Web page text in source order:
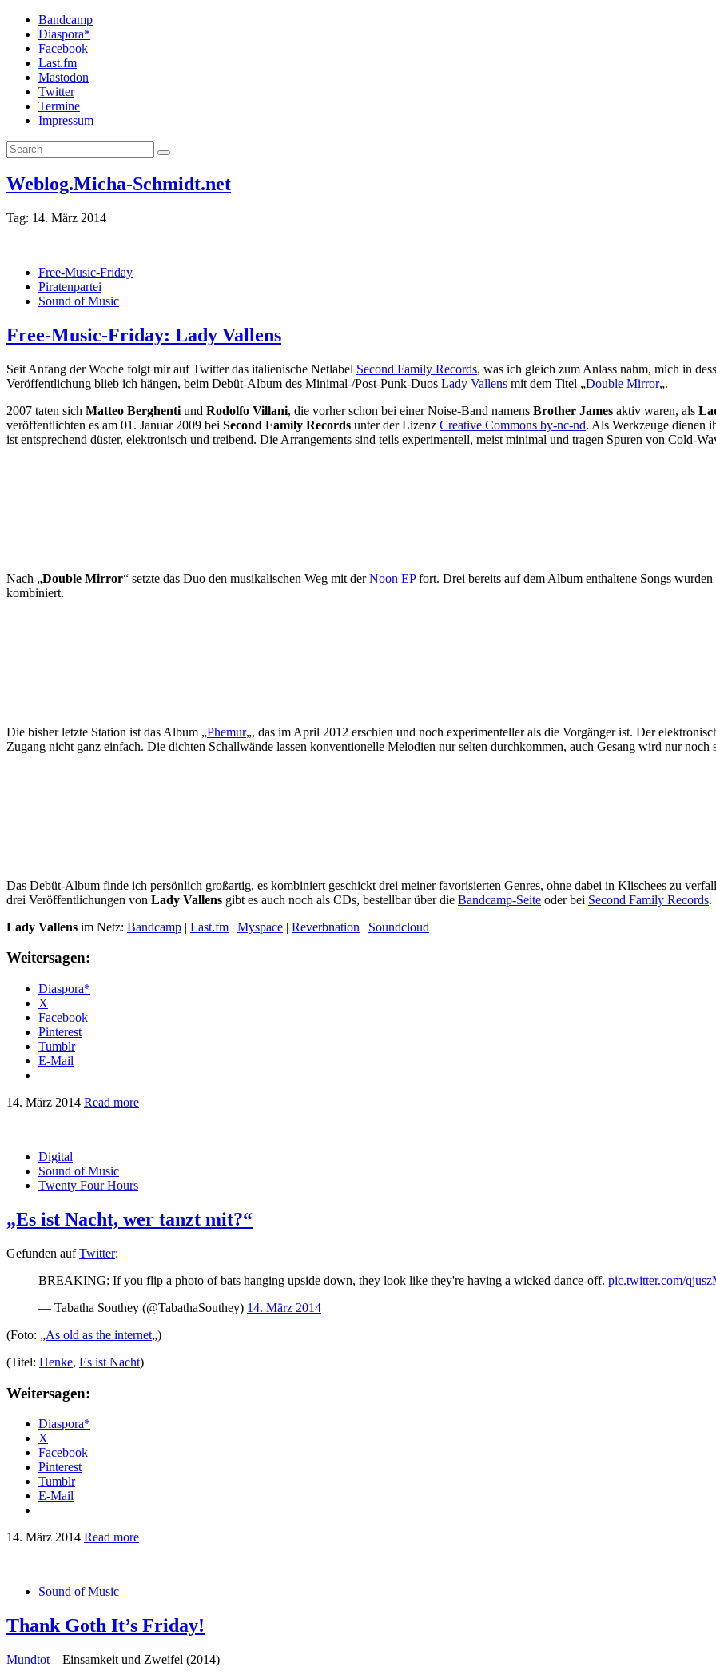
Bandcamp
Diaspora*
Facebook
Last.fm
Mastodon
Twitter
Termine
Impressum
Weblog.Micha-Schmidt.net
Tag: 14. März 2014
Free-Music-Friday
Piratenpartei
Sound of Music
Free-Music-Friday: Lady Vallens
Seit Anfang der Woche folgt mir auf Twitter das italienische Netlabel Second Family Records, was ich gleich zum Anlass nahm, mich in
Veröffentlichung blieb ich hängen, beim Debüt-Album des Minimal-/Post-Punk-Duos Lady Vallens mit dem Titel „Double Mirror„.
2007 taten sich Matteo Berghenti und Rodolfo Villani, die vorher schon bei einer Noise-Band namens Brother James aktiv waren, als
veröffentlichten es am 01. Januar 2009 bei Second Family Records unter der Lizenz Creative Commons by-nc-nd. Als Werkzeuge dienen
ist entsprechend düster, elektronisch und treibend. Die Arrangements sind teils experimentell, meist minimal und tragen Spuren von Cold-
Nach „Double Mirror“ setzte das Duo den musikalischen Weg mit derNoon EPfort. Drei bereits auf dem Album enthaltene Songs
kombiniert.
Die bisher letzte Station ist das Album „Phemur„, das im April 2012 erschien und noch experimenteller als die Vorgänger ist. Der
Zugang nicht ganz einfach. Die dichten Schallwände lassen konventionelle Melodien nur selten durchkommen, auch Gesang wird nur noch
Das Debüt-Album finde ich persönlich großartig, es kombiniert geschickt drei meiner favorisierten Genres, ohne dabei in Klischees zu
drei Veröffentlichungen von Lady Vallens gibt es auch noch als CDs, bestellbar über die Bandcamp-Seite oder bei Second Family Records.
Lady Vallens im Netz: Bandcamp | Last.fm | Myspace | Reverbnation | Soundcloud
Weitersagen:
Diaspora*
X
Facebook
Pinterest
Tumblr
E-Mail
14. März 2014 Read more
Digital
Sound of Music
Twenty Four Hours
„Es ist Nacht, wer tanzt mit?“
Gefunden aufTwitter:
BREAKING: If you flip a photo of bats hanging upside down, they look like they're having a wicked dance-off. pic.twitter.com/
— Tabatha Southey (@TabathaSouthey) 14. März 2014
(Foto: „As old as the internet„)
(Titel: Henke, Es ist Nacht)
Weitersagen:
Diaspora*
X
Facebook
Pinterest
Tumblr
E-Mail
14. März 2014 Read more
Sound of Music
Thank Goth It’s Friday!
Mundtot – Einsamkeit und Zweifel (2014)